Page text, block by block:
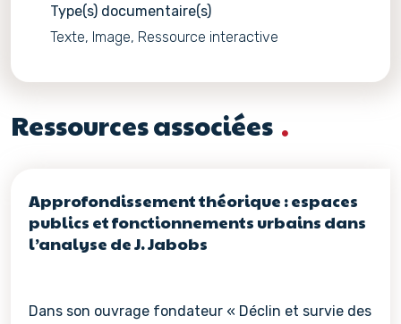
Type(s) documentaire(s)
Texte, Image, Ressource interactive
Ressources associées
Approfondissement théorique : espaces
publics et fonctionnements urbains dans
l’analyse de J. Jabobs
Dans son ouvrage fondateur « Déclin et survie des